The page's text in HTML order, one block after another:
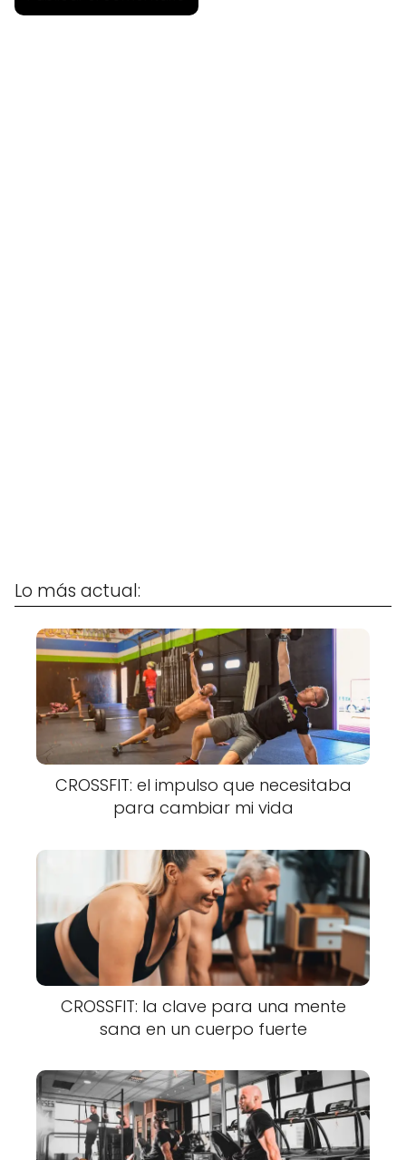
Lo más actual:
CROSSFIT: el impulso que necesitaba
para cambiar mi vida
CROSSFIT: la clave para una mente
sana en un cuerpo fuerte